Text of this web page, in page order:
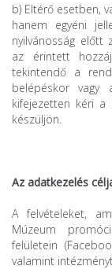
b) Eltérő esetben,
hanem egyéni
nyilvánosság előtt
az érintett
tekintendő a
belépéskor
kifejezetten kéri a
készüljön.
Az adatkezelés
A felvételeket,
Múzeum
felületein
valamint